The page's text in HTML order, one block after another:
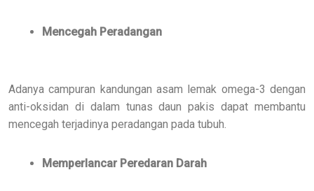
Mencegah Peradangan
Adanya campuran kandungan asam lemak omega-3 dengan
anti-oksidan di dalam tunas daun pakis dapat membantu
mencegah terjadinya peradangan pada tubuh.
Memperlancar Peredaran Darah